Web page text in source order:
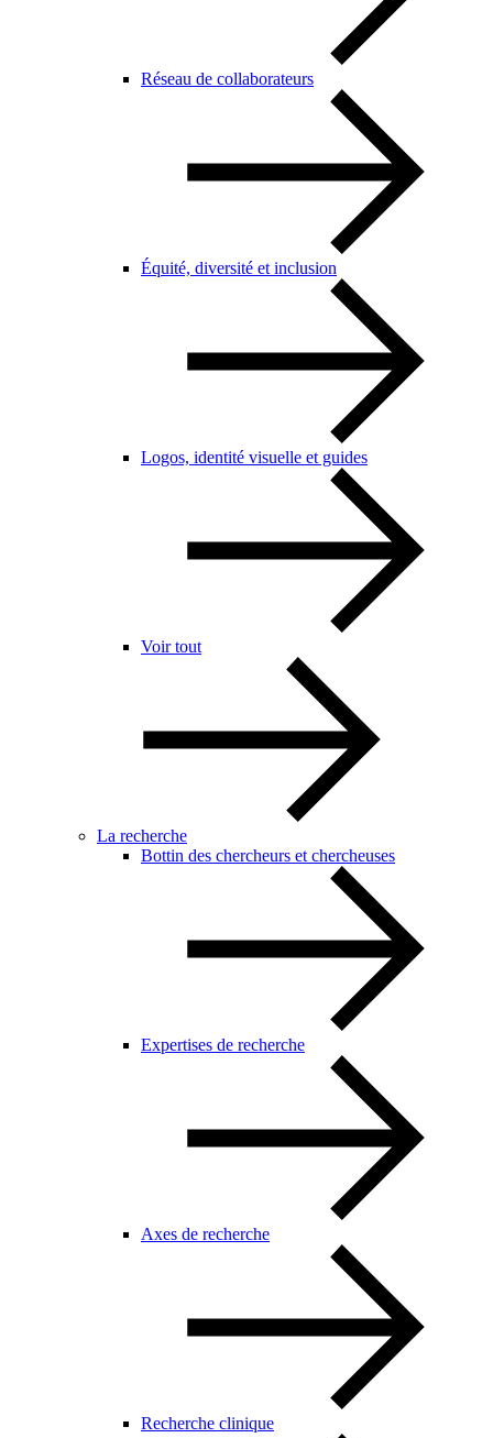
Réseau de collaborateurs
Équité, diversité et inclusion
Logos, identité visuelle et guides
Voir tout
La recherche
Bottin des chercheurs et chercheuses
Expertises de recherche
Axes de recherche
Recherche clinique